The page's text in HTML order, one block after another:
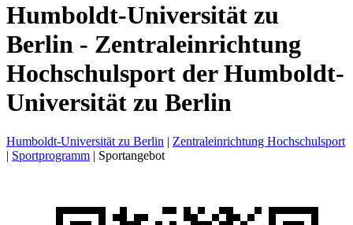
Humboldt-Universität zu
Berlin - Zentraleinrichtung
Hochschulsport der Humboldt-
Universität zu Berlin
Humboldt-Universität zu Berlin | Zentraleinrichtung Hochschulsport
| Sportprogramm | Sportangebot